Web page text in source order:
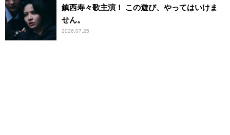
鎮西寿々歌主演！ この遊び、やってはいけま
せん。
2026.07.25